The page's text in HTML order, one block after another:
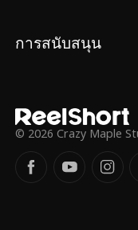
การสนับสนุน
© 2026 Crazy Maple